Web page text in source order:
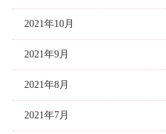
2021年10月
2021年9月
2021年8月
2021年7月